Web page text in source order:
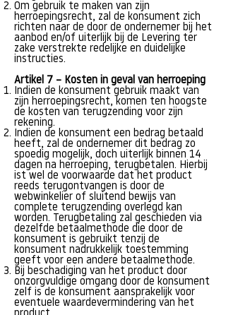
Om gebruik te maken van zijn
herroepingsrecht, zal de konsument zich
richten naar de door de ondernemer bij het
aanbod en/of uiterlijk bij de Levering ter
zake verstrekte redelijke en duidelijke
instructies.
Artikel 7 – Kosten in geval van herroeping
Indien de konsument gebruik maakt van
zijn herroepingsrecht, komen ten hoogste
de kosten van terugzending voor zijn
rekening.
Indien de konsument een bedrag betaald
heeft, zal de ondernemer dit bedrag zo
spoedig mogelijk, doch uiterlijk binnen 14
dagen na herroeping, terugbetalen. Hierbij
ist wel de voorwaarde dat het product
reeds terugontvangen is door de
webwinkelier of sluitend bewijs van
complete terugzending overlegd kan
worden. Terugbetaling zal geschieden via
dezelfde betaalmethode die door de
konsument is gebruikt tenzij de
konsument nadrukkelijk toestemming
geeft voor een andere betaalmethode.
Bij beschadiging van het product door
onzorgvuldige omgang door de konsument
zelf is de konsument aansprakelijk voor
eventuele waardevermindering van het